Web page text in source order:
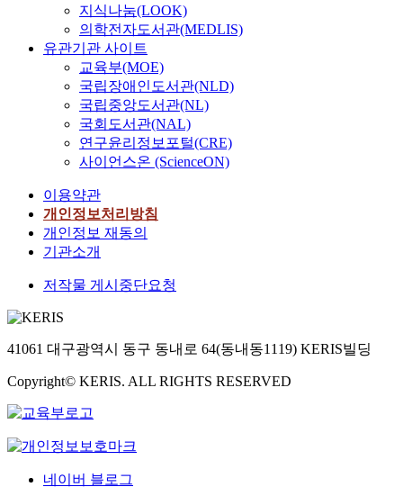
지식나눔(LOOK)
의학전자도서관(MEDLIS)
유관기관 사이트
교육부(MOE)
국립장애인도서관(NLD)
국립중앙도서관(NL)
국회도서관(NAL)
연구윤리정보포털(CRE)
사이언스온 (ScienceON)
이용약관
개인정보처리방침
개인정보 재동의
기관소개
저작물 게시중단요청
41061 대구광역시 동구 동내로 64(동내동1119) KERIS빌딩
Copyright© KERIS. ALL RIGHTS RESERVED
네이버 블로그